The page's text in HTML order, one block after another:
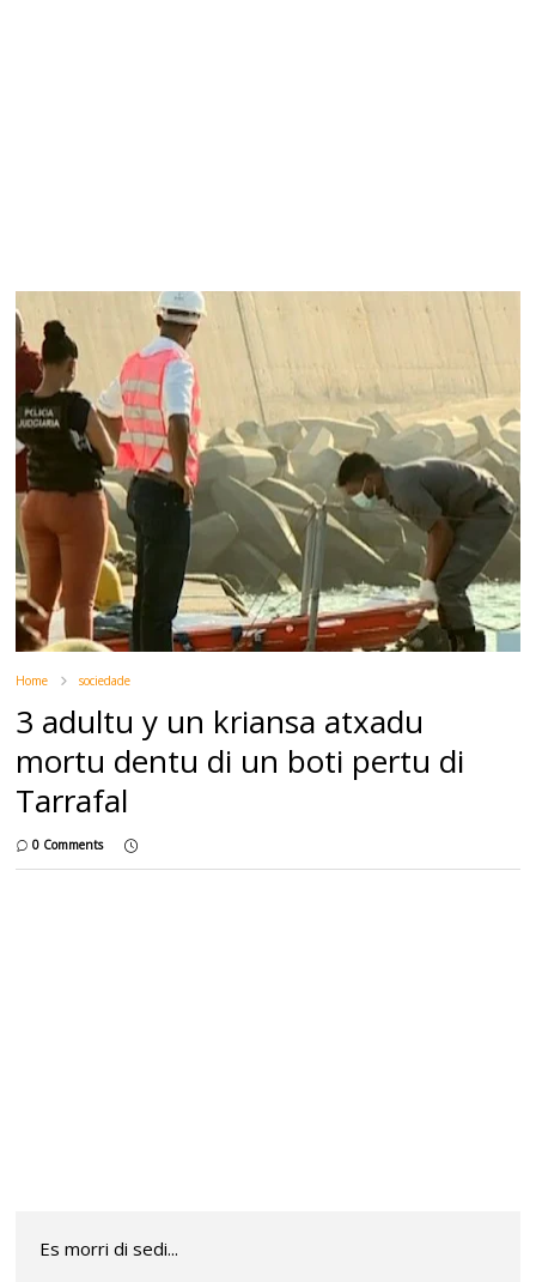
Home sociedade
3 adultu y un kriansa atxadu
mortu dentu di un boti pertu di
Tarrafal
0 Comments
Es morri di sedi...